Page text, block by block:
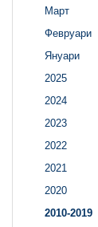
Март
Февруари
Януари
2025
2024
2023
2022
2021
2020
2010-2019